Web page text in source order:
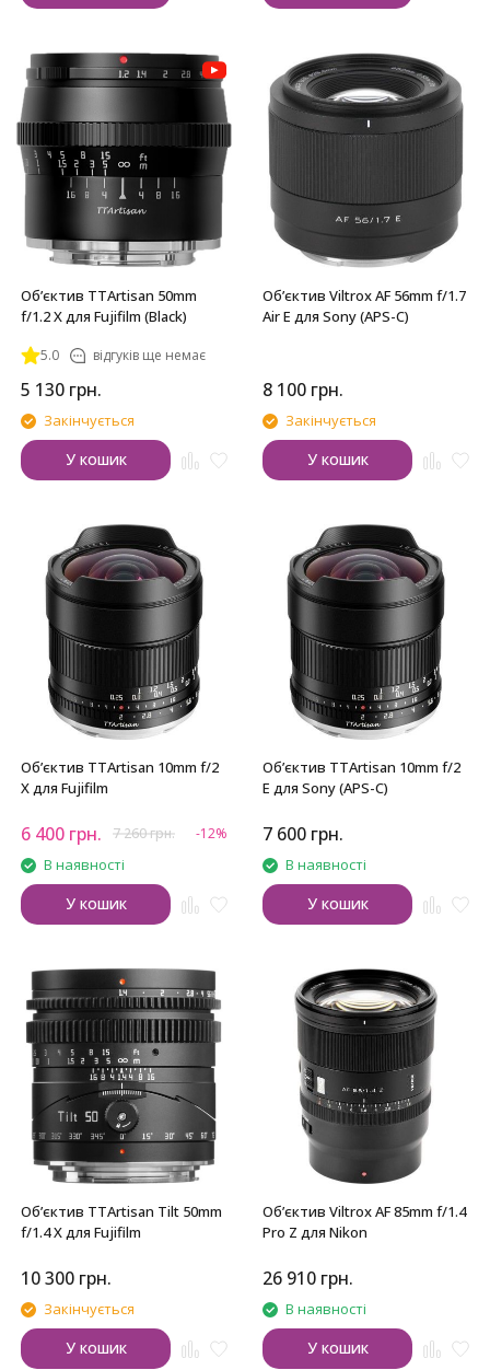
Обʼєктив TTArtisan 50mm
f/1.2 X для Fujifilm (Black)
5.0 відгуків ще немає
5 130 грн.
Закінчується
У кошик
Обʼєктив Viltrox AF 56mm f/1.7
Air E для Sony (APS-C)
8 100 грн.
Закінчується
У кошик
Обʼєктив TTArtisan 10mm f/2
X для Fujifilm
6 400 грн. 7 260грн. -12%
В наявності
У кошик
Обʼєктив TTArtisan 10mm f/2
E для Sony (APS-C)
7 600 грн.
В наявності
У кошик
Обʼєктив TTArtisan Tilt 50mm
f/1.4 X для Fujifilm
10 300 грн.
Закінчується
У кошик
Обʼєктив Viltrox AF 85mm f/1.4
Pro Z для Nikon
26 910 грн.
В наявності
У кошик